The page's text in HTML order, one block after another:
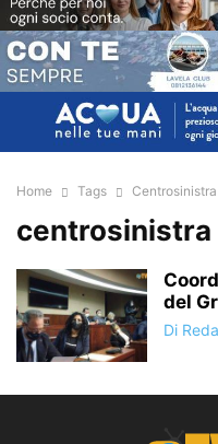
Home Tags Centrosinistra
centrosinistra
del
Di